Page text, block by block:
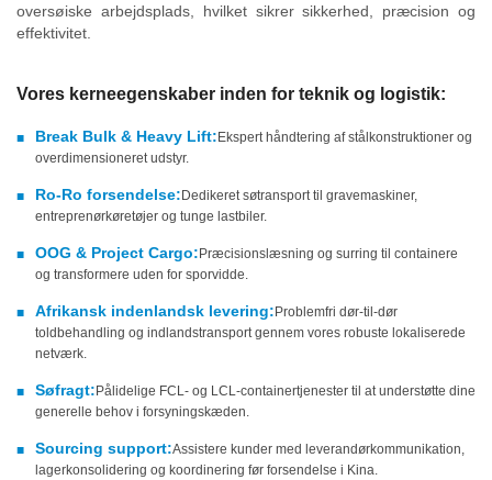
oversøiske arbejdsplads, hvilket sikrer sikkerhed, præcision og
effektivitet.
Vores kerneegenskaber inden for teknik og logistik:
■ Break Bulk & Heavy Lift:Ekspert håndtering af stålkonstruktioner og
overdimensioneret udstyr.
■ Ro-Ro forsendelse:Dedikeret søtransport til gravemaskiner,
entreprenørkøretøjer og tunge lastbiler.
■ OOG & Project Cargo:Præcisionslæsning og surring til containere
og transformere uden for sporvidde.
■ Afrikansk indenlandsk levering:Problemfri dør-til-dør
toldbehandling og indlandstransport gennem vores robuste lokaliserede
netværk.
■ Søfragt:Pålidelige FCL- og LCL-containertjenester til at understøtte dine
generelle behov i forsyningskæden.
■ Sourcing support:Assistere kunder med leverandørkommunikation,
lagerkonsolidering og koordinering før forsendelse i Kina.